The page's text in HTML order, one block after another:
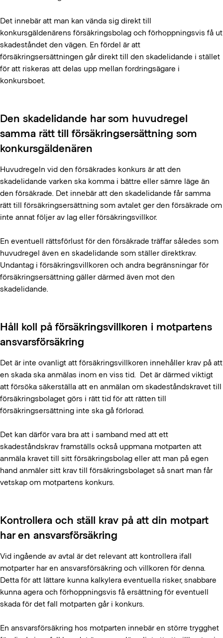
Det innebär att man kan vända sig direkt till
konkursgäldenärens försäkringsbolag och förhoppningsvis få ut
skadeståndet den vägen. En fördel är att
försäkringsersättningen går direkt till den skadelidande i stället
för att riskeras att delas upp mellan fordringsägare i
konkursboet.
Den skadelidande har som huvudregel
samma rätt till försäkringsersättning som
konkursgäldenären
Huvudregeln vid den försäkrades konkurs är att den
skadelidande varken ska komma i bättre eller sämre läge än
den försäkrade. Det innebär att den skadelidande får samma
rätt till försäkringsersättning som avtalet ger den försäkrade om
inte annat följer av lag eller försäkringsvillkor.
En eventuell rättsförlust för den försäkrade träffar således som
huvudregel även en skadelidande som ställer direktkrav.
Undantag i försäkringsvillkoren och andra begränsningar för
försäkringsersättning gäller därmed även mot den
skadelidande.
Håll koll på försäkringsvillkoren i motpartens
ansvarsförsäkring
Det är inte ovanligt att försäkringsvillkoren innehåller krav på att
en skada ska anmälas inom en viss tid. Det är därmed viktigt
att försöka säkerställa att en anmälan om skadeståndskravet till
försäkringsbolaget görs i rätt tid för att rätten till
försäkringsersättning inte ska gå förlorad.
Det kan därför vara bra att i samband med att ett
skadeståndskrav framställs också uppmana motparten att
anmäla kravet till sitt försäkringsbolag eller att man på egen
hand anmäler sitt krav till försäkringsbolaget så snart man får
vetskap om motpartens konkurs.
Kontrollera och ställ krav på att din motpart
har en ansvarsförsäkring
Vid ingående av avtal är det relevant att kontrollera ifall
motparter har en ansvarsförsäkring och villkoren för denna.
Detta för att lättare kunna kalkylera eventuella risker, snabbare
kunna agera och förhoppningsvis få ersättning för eventuell
skada för det fall motparten går i konkurs.
En ansvarsförsäkring hos motparten innebär en större trygghet